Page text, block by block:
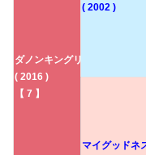
ダノンキングリー
( 2016 )
【 7 】
( 2002 )
マイグッドネ